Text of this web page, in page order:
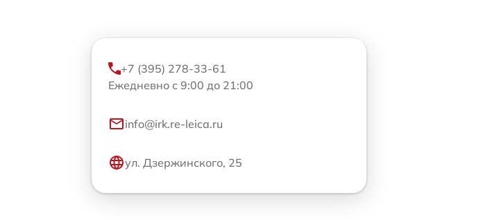
+7 (395) 278-33-61
Ежедневно с 9:00 до 21:00
info@irk.re-leica.ru
ул. Дзержинского, 25